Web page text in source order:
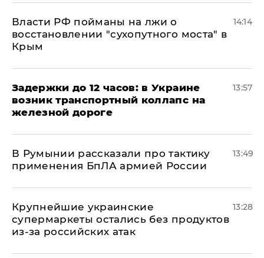
Власти РФ пойманы на лжи о
восстановлении "сухопутного моста" в
Крым
14:14
Задержки до 12 часов: в Украине
возник транспортный коллапс на
железной дороге
13:57
В Румынии рассказали про тактику
применения БпЛА армией России
13:49
Крупнейшие украинские
супермаркеты остались без продуктов
из-за российских атак
13:28